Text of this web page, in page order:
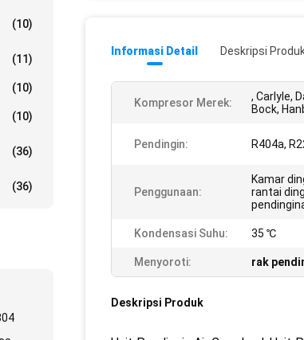
(10)
(11)
(10)
(10)
(36)
(36)
Informasi Detail Deskripsi
Kompresor Merek:
, Carlyle,
Bock,
Pendingin: R404a,
Penggunaan:
Kamar
rantai
Kondensasi Suhu: 35 ℃
Menyoroti: rak
Deskripsi Produk